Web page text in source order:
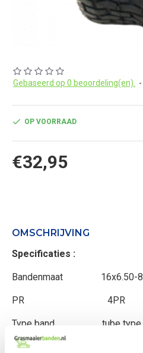
Gebaseerd op 0 beoordeling(en). -
€32,95
OP VOORRAAD
OMSCHRIJVING
Specificaties :
Bandenmaat 16x6.50-8
PR 4PR
Type band tube type
Diameter mm 406